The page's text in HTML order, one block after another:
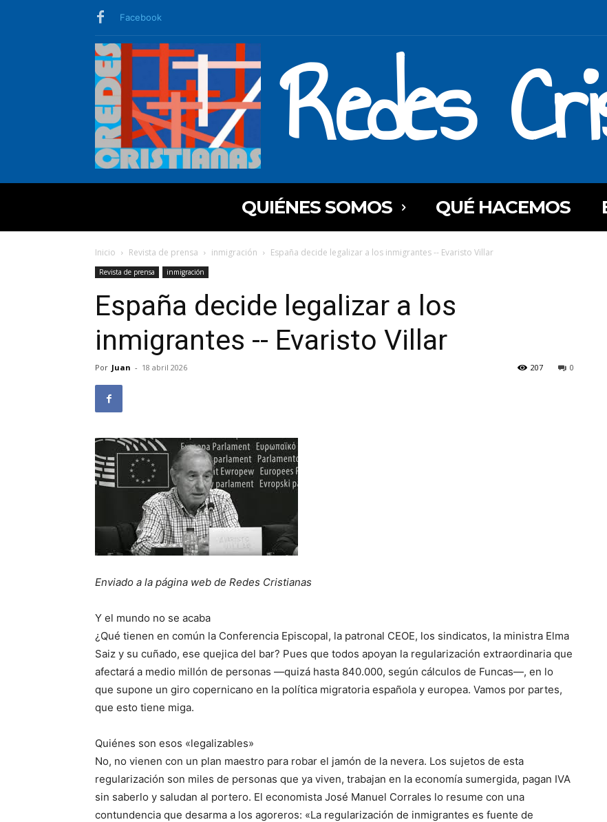
Facebook
Redes
QUIÉNES SOMOS QUÉ HACEMOS
Inicio Revista de prensa inmigración España decide legalizar a los inmigrantes -- Evaristo Villar
Revista de prensa inmigración
España decide legalizar a los
inmigrantes -- Evaristo Villar
Por Juan - 18 abril 2026 0
207
Enviado a la página web de Redes Cristianas
Y el mundo no se acaba
¿Qué tienen en común la Conferencia Episcopal, la patronal CEOE, los sindicatos, la ministra Elma
Saiz y su cuñado, ese quejica del bar? Pues que todos apoyan la regularización extraordinaria que
afectará a medio millón de personas —quizá hasta 840.000, según cálculos de Funcas—, en lo
que supone un giro copernicano en la política migratoria española y europea. Vamos por partes,
que esto tiene miga.
Quiénes son esos «legalizables»
No, no vienen con un plan maestro para robar el jamón de la nevera. Los sujetos de esta
regularización son miles de personas que ya viven, trabajan en la economía sumergida, pagan IVA
sin saberlo y saludan al portero. El economista José Manuel Corrales lo resume con una
contundencia que desarma a los agoreros: «La regularización de inmigrantes es fuente de